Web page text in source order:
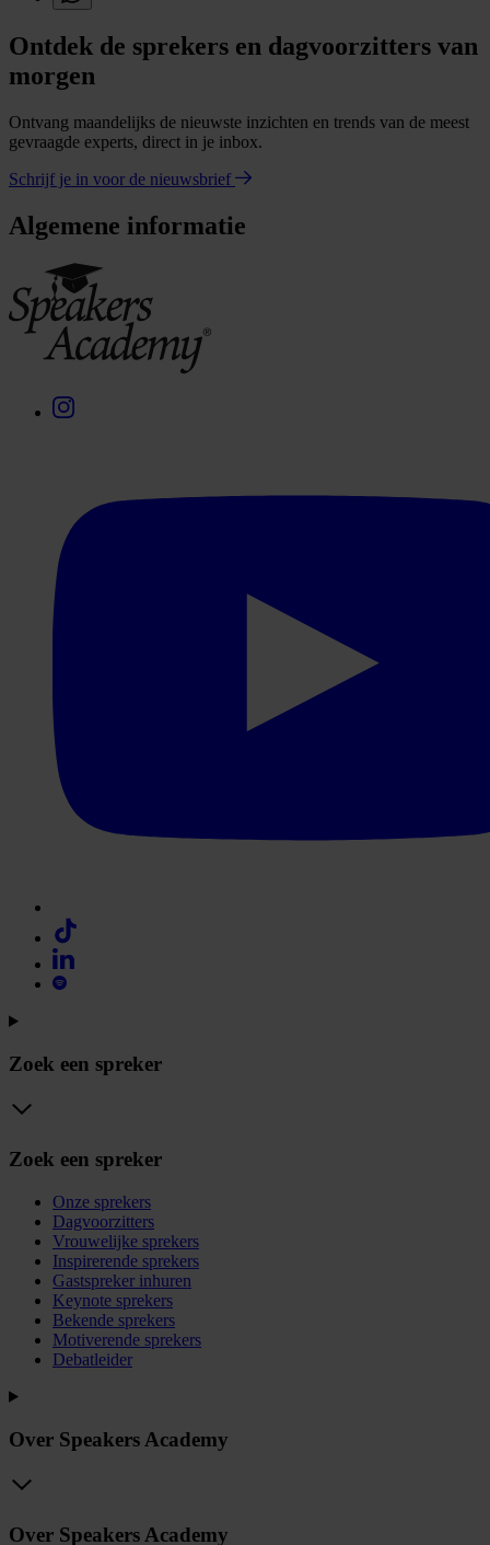
Ontdek de sprekers en dagvoorzitters van
morgen
Ontvang maandelijks de nieuwste inzichten en trends van de meest
gevraagde experts, direct in je inbox.
Schrijf je in voor de nieuwsbrief
Algemene informatie
Zoek een spreker
Zoek een spreker
Onze sprekers
Dagvoorzitters
Vrouwelijke sprekers
Inspirerende sprekers
Gastspreker inhuren
Keynote sprekers
Bekende sprekers
Motiverende sprekers
Debatleider
Over Speakers Academy
Over Speakers Academy